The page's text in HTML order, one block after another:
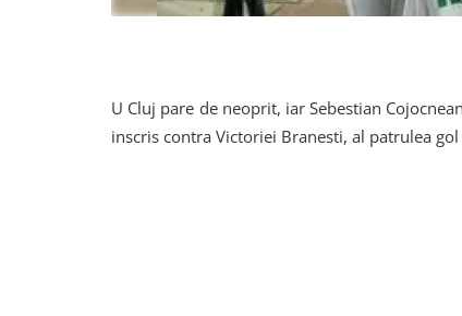
U Cluj pare de neoprit, iar Sebestian
inscris contra Victoriei Branesti, al patrulea